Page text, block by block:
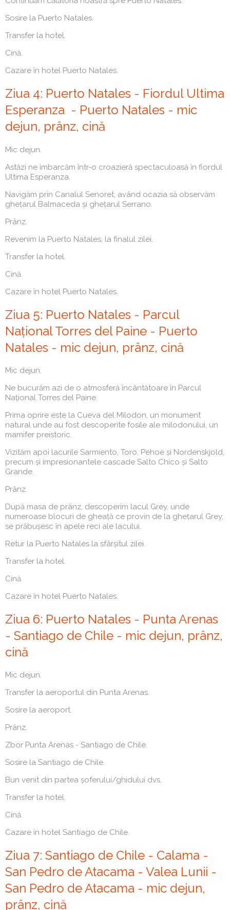
Sosire la Puerto Natales.
Transfer la hotel.
Cină.
Cazare în hotel Puerto Natales.
Ziua 4: Puerto Natales - Fiordul Ultima
Esperanza - Puerto Natales - mic
dejun, prânz, cină
Mic dejun.
Astăzi ne îmbarcăm într-o croazieră spectaculoasă în fiordul
Ultima Esperanza.
Navigăm prin Canalul Senoret, având ocazia să observăm
ghețarul Balmaceda și ghețarul Serrano.
Prânz.
Revenim la Puerto Natales, la finalul zilei.
Transfer la hotel.
Cină.
Cazare în hotel Puerto Natales.
Ziua 5: Puerto Natales - Parcul
Național Torres del Paine - Puerto
Natales - mic dejun, prânz, cină
Mic dejun.
Ne bucurăm azi de o atmosferă încântătoare în Parcul
Național Torres del Paine.
Prima oprire este la Cueva del Milodon, un monument
natural unde au fost descoperite fosile ale milodonului, un
mamifer preistoric.
Vizităm apoi lacurile Sarmiento, Toro, Pehoe și Nordenskjold,
precum și impresionantele cascade Salto Chico și Salto
Grande.
Prânz.
După masa de prânz, descoperim lacul Grey, unde
numeroase blocuri de gheață ce provin de la ghețarul Grey,
se prăbușesc în apele reci ale lacului.
Retur la Puerto Natales la sfârșitul zilei.
Transfer la hotel.
Cină.
Cazare în hotel Puerto Natales.
Ziua 6: Puerto Natales - Punta Arenas
- Santiago de Chile - mic dejun, prânz,
cină
Mic dejun.
Transfer la aeroportul din Punta Arenas.
Sosire la aeroport.
Prânz.
Zbor Punta Arenas - Santiago de Chile.
Sosire la Santiago de Chile.
Bun venit din partea șoferului/ghidului dvs.
Transfer la hotel.
Cină.
Cazare în hotel Santiago de Chile.
Ziua 7: Santiago de Chile - Calama -
San Pedro de Atacama - Valea Lunii -
San Pedro de Atacama - mic dejun,
prânz, cină